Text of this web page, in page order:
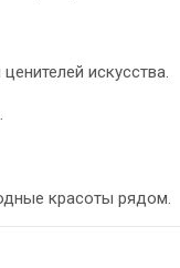
искусства.
красоты рядом.